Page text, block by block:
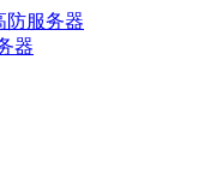
防服务器
器